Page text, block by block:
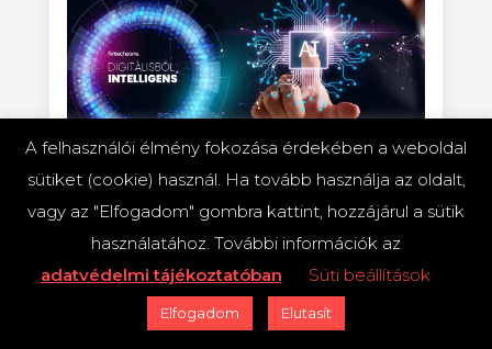
Bankok az AI korában: Hogyan lesz
a digitálisból intelligens?
Felhőalapú infrastruktúra, gépi tanulás és
adatvezérelt működés – szakértői körinterjúk és
elemzések mutatják be, hogyan építhetik fel a
A felhasználói élmény fokozása érdekében a weboldal
sütiket (cookie) használ. Ha tovább használja az oldalt,
vagy az "Elfogadom" gombra kattint, hozzájárul a sütik
használatához. További információk az
adatvédelmi tájékoztatóban
Süti beállítások
Elfogadom Elutasít